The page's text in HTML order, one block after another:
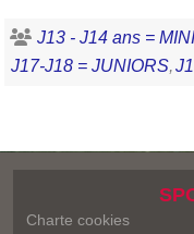
J13 - J14 ans =
J17-J18 = JUNIORS
Charte cookies